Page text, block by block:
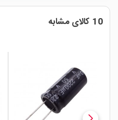
10 کالای مشابه